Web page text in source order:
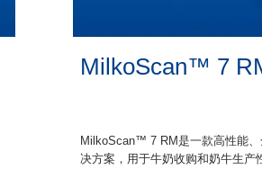
MilkoScan™ 7
MilkoScan™ 7 RM是一款高性能
决方案，用于牛奶收购和奶牛生